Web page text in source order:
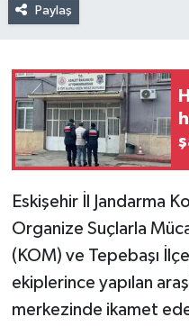
Paylaş
Eskişehir İl Jandarma
Organize Suçlarla
(KOM) ve Tepebaşı
ekiplerince yapılan
merkezinde ikamet